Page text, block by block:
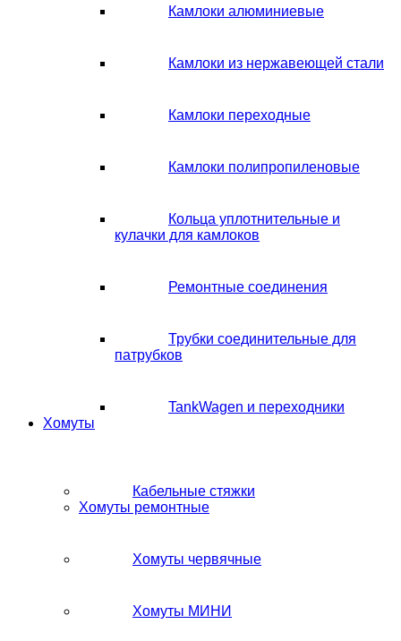
Камлоки алюминиевые
Камлоки из нержавеющей стали
Камлоки переходные
Камлоки полипропиленовые
Кольца уплотнительные и
кулачки для камлоков
Ремонтные соединения
Трубки соединительные для
патрубков
TankWagen и переходники
Хомуты
Кабельные стяжки
Хомуты ремонтные
Хомуты червячные
Хомуты МИНИ